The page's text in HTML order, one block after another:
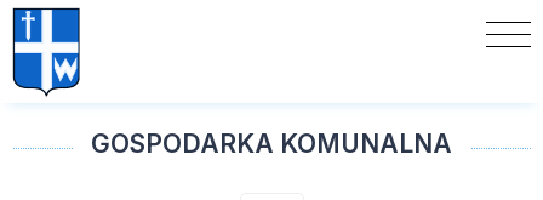
GOSPODARKA KOMUNALNA